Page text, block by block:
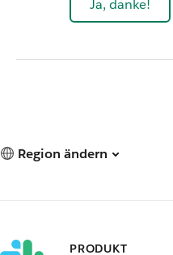
Ja, danke!
Region ändern
PRODUKT